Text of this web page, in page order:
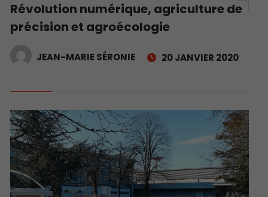
Révolution numérique, agriculture de
précision et agroécologie
JEAN-MARIE SÉRONIE 20 JANVIER 2020